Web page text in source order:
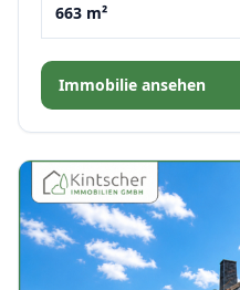
663 m²
Immobilie ansehen